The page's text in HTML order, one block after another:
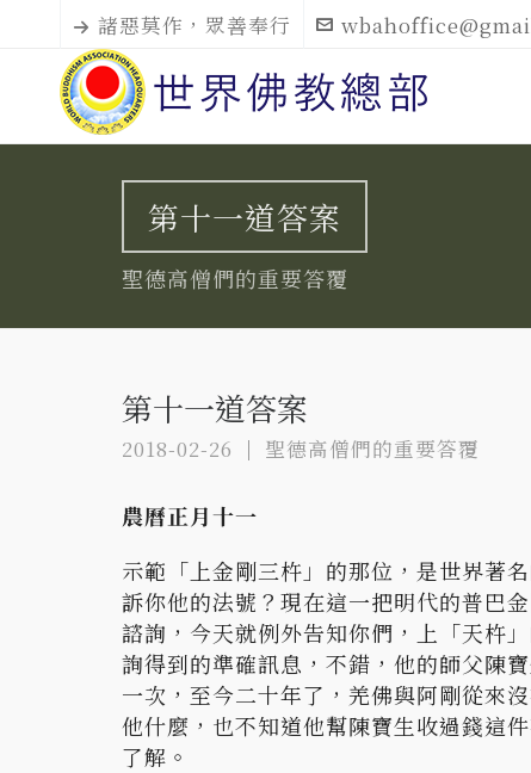
諸惡莫作，眾善奉行
第十一道答案
聖德高僧們的重要答覆
第十一道答案
2018-02-26 聖德高僧們的重要答覆
農曆正月十一
示範「上金剛三杵」的那位，是世界著
訴你他的法號？現在這一把明代的普巴
諮詢，今天就例外告知你們，上「天杵
詢得到的準確訊息，不錯，他的師父陳
一次，至今二十年了，羌佛與阿剛從來
他什麼，也不知道他幫陳寶生收過錢這
了解。